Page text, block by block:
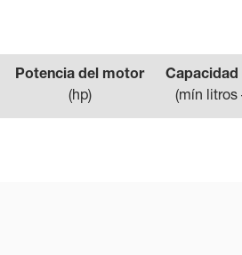
Potencia del motor
(hp)
(mín litros